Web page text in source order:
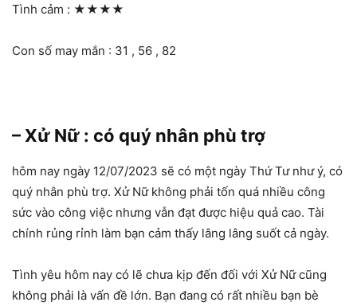
Tình cảm : ★★★★
Con số may mắn : 31 , 56 , 82
– Xử Nữ : có quý nhân phù trợ
hôm nay ngày 12/07/2023 sẽ có một ngày Thứ Tư như ý, có
quý nhân phù trợ. Xử Nữ không phải tốn quá nhiều công
sức vào công việc nhưng vẫn đạt được hiệu quả cao. Tài
chính rủng rỉnh làm bạn cảm thấy lâng lâng suốt cả ngày.
Tình yêu hôm nay có lẽ chưa kịp đến đối với Xử Nữ cũng
không phải là vấn đề lớn. Bạn đang có rất nhiều bạn bè